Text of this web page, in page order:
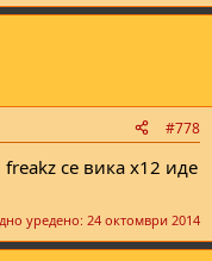
#778
се вика х12 иде
уредено: 24 октомври 2014